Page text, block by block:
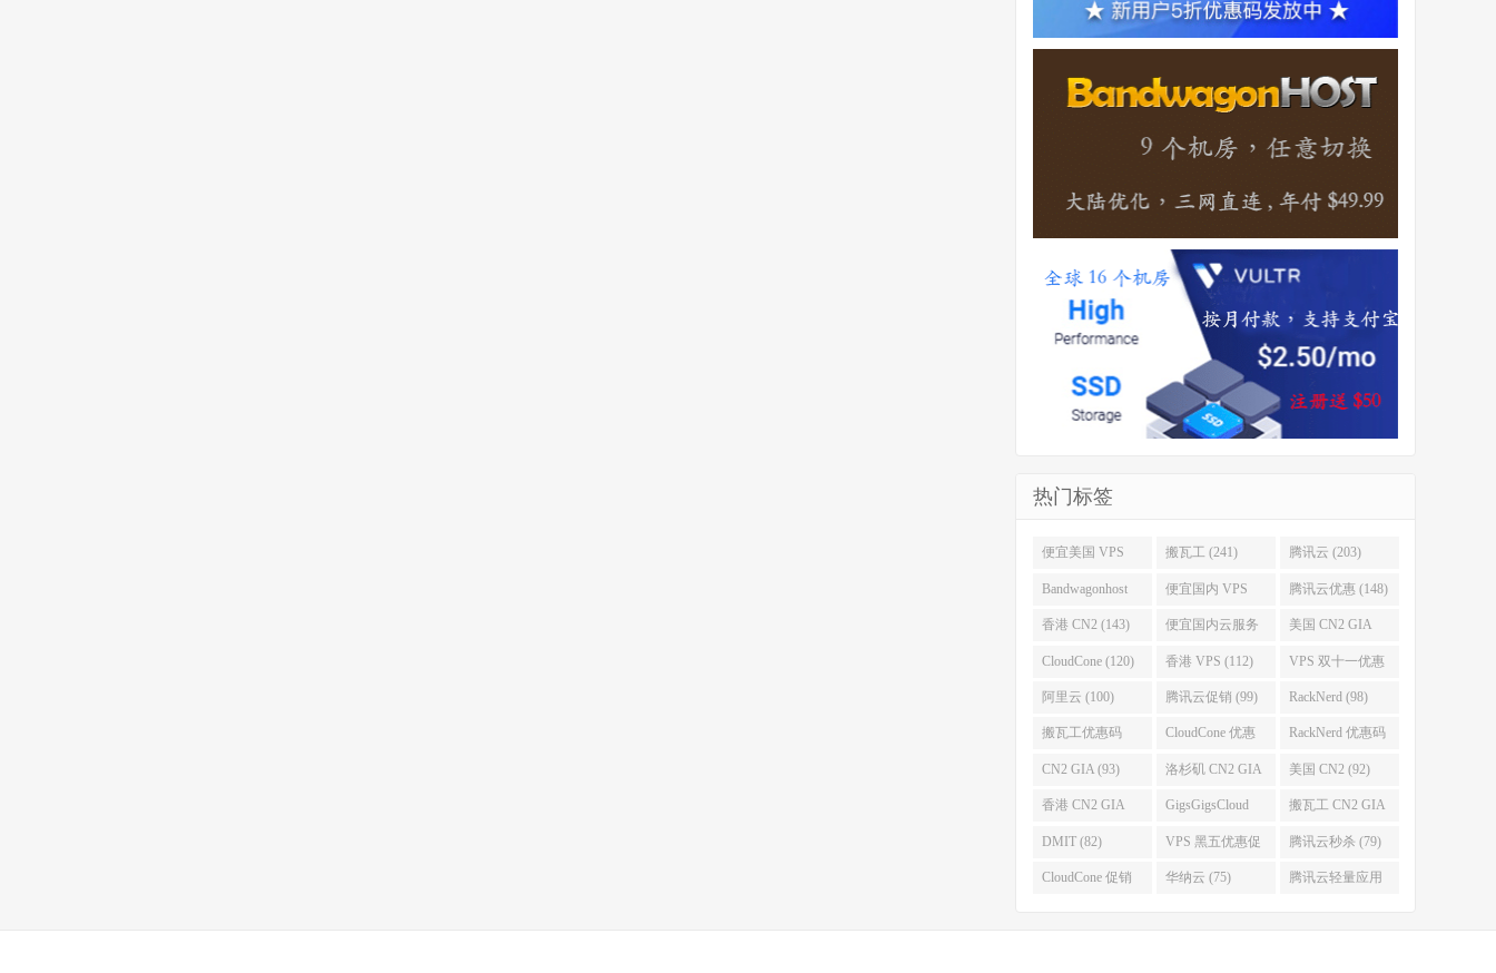
热门标签
便宜美国 VPS
(255)
搬瓦工 (241) 腾讯云 (203)
Bandwagonhost
(188)
便宜国内 VPS
(167)
腾讯云优惠 (148)
香港 CN2 (143) 便宜国内云服务
器 (128)
美国 CN2 GIA
(123)
CloudCone (120) 香港 VPS (112) VPS 双十一优惠
促销 (106)
阿里云 (100) 腾讯云促销 (99) RackNerd (98)
搬瓦工优惠码
(96)
CloudCone 优惠
码 (96)
RackNerd 优惠码
(94)
CN2 GIA (93) 洛杉矶 CN2 GIA
(93)
美国 CN2 (92)
香港 CN2 GIA
(92)
GigsGigsCloud
(85)
搬瓦工 CN2 GIA
(83)
DMIT (82) VPS 黑五优惠促
销整理 (80)
腾讯云秒杀 (79)
CloudCone 促销 华纳云 (75) 腾讯云轻量应用